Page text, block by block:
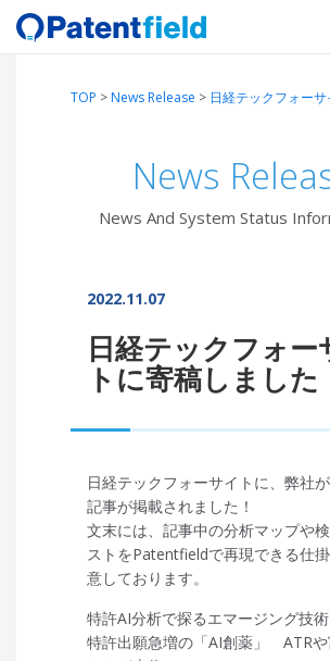
TOP >News Release > 日経テックフォー
News
News And System Status
2022.11.07
日経テックフォー
トに寄稿しました
日経テックフォーサイトに、弊社
記事が掲載されました！
文末には、記事中の分析マップや
ストをPatentfieldで再現できる仕
意しております。
特許AI分析で探るエマージング技術
特許出願急増の「AI創薬」 ATRや